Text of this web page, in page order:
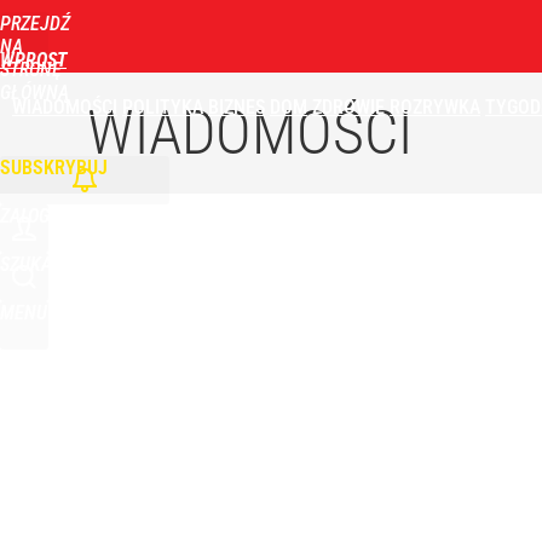
PRZEJDŹ
NA
STRONĘ
WPROST
WIADOMOŚCI POLITYKA BIZNES DOM ZDROWIE ROZRYWKA
SUBSKRYBUJ
Tusk z prośbą do prokuratora generalnego,
dodaj
WIADOMOŚCI